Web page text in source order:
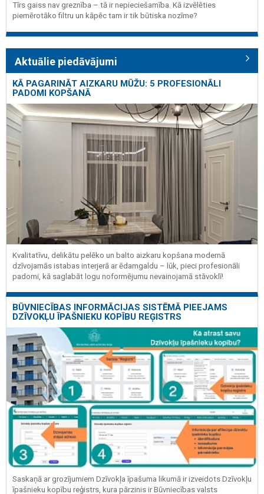
Tīrs gaiss nav greznība – tā ir nepieciešamība. Kā izvēlēties
piemērotāko filtru un kāpēc tam ir tik būtiska nozīme?
Aktuālie piedāvājumi
KĀ PAGARINĀT AIZKARU MŪŽU: 5 PROFESIONĀLI
PADOMI KOPŠANĀ
Kvalitatīvu, delikātu pelēko un balto aizkaru kopšana modernā
dzīvojamās istabas interjerā ar ēdamgaldu – lūk, pieci profesionāli
padomi, kā saglabāt logu noformējumu nevainojamā stāvoklī!
BŪVNIECĪBAS INFORMĀCIJAS SISTĒMĀ PIEEJAMS
DZĪVOKĻU ĪPAŠNIEKU KOPĪBU REĢISTRS
Saskaņā ar grozījumiem Dzīvokļa īpašuma likumā ir izveidots Dzīvokļu
īpašnieku kopību reģistrs, kura pārzinis ir Būvniecības valsts